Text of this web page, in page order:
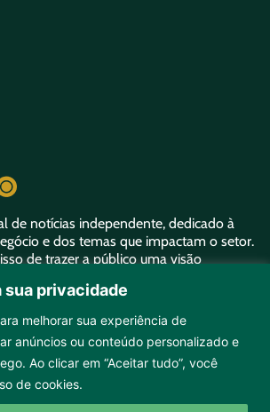
sua privacidade
melhorar sua experiência de
anúncios ou conteúdo personalizado e
Ao clicar em “Aceitar tudo”, você
de cookies.
de notícias independente, dedicado à
e dos temas que impactam o setor.
de trazer a público uma visão
Todos os direitos reservados.